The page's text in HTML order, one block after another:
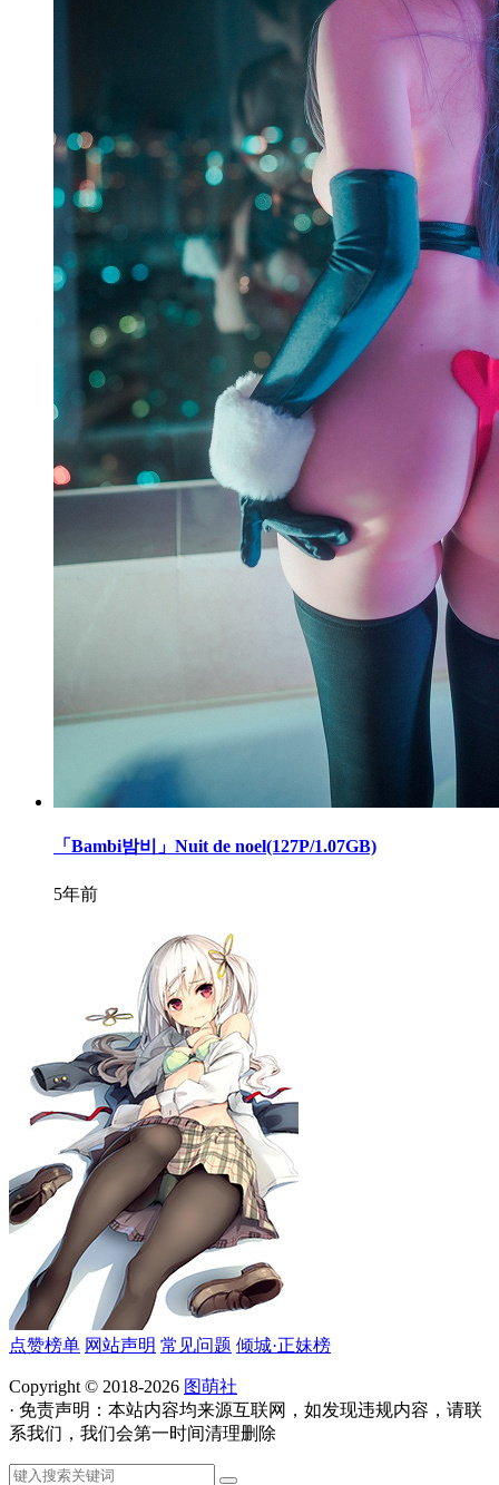
「Bambi밤비」Nuit de noel(127P/1.07GB)
5年前
点赞榜单 网站声明 常见问题 倾城·正妹榜
Copyright © 2018-2026 图萌社
· 免责声明：本站内容均来源互联网，如发现违规内容，请联
系我们，我们会第一时间清理删除